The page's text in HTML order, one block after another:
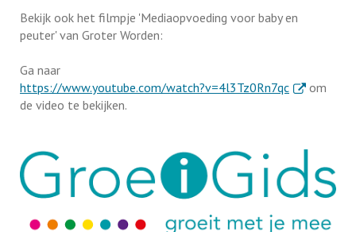
Bekijk ook het filmpje 'Mediaopvoeding voor baby en
peuter' van Groter Worden:
Ga naar
https://www.youtube.com/watch?v=4l3Tz0Rn7qc. Externe link
om
de video te bekijken.